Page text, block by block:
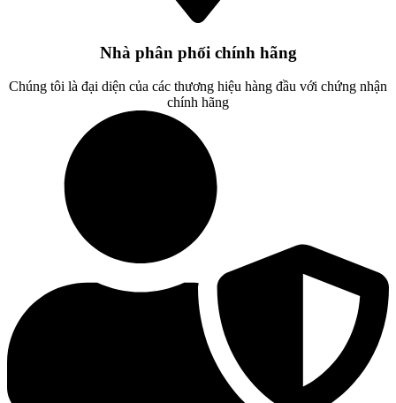
Nhà phân phối chính hãng
Chúng tôi là đại diện của các thương hiệu hàng đầu với chứng nhận
chính hãng